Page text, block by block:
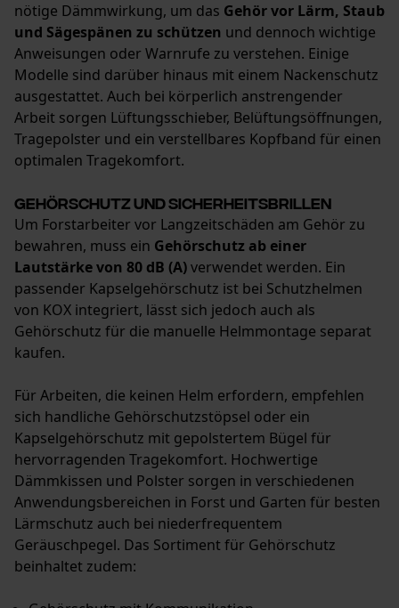
nötige Dämmwirkung, um das Gehör vor Lärm, Staub
und Sägespänen zu schützen und dennoch wichtige
Anweisungen oder Warnrufe zu verstehen. Einige
Modelle sind darüber hinaus mit einem Nackenschutz
ausgestattet. Auch bei körperlich anstrengender
Arbeit sorgen Lüftungsschieber, Belüftungsöffnungen,
Tragepolster und ein verstellbares Kopfband für einen
optimalen Tragekomfort.
Gehörschutz und Sicherheitsbrillen
Um Forstarbeiter vor Langzeitschäden am Gehör zu
bewahren, muss ein Gehörschutz ab einer
Lautstärke von 80 dB (A)verwendet werden. Ein
passender Kapselgehörschutz ist bei Schutzhelmen
von KOX integriert, lässt sich jedoch auch als
Gehörschutz für die manuelle Helmmontage separat
kaufen.
Für Arbeiten, die keinen Helm erfordern, empfehlen
sich handliche Gehörschutzstöpsel oder ein
Kapselgehörschutz mit gepolstertem Bügel für
hervorragenden Tragekomfort. Hochwertige
Dämmkissen und Polster sorgen in verschiedenen
Anwendungsbereichen in Forst und Garten für besten
Lärmschutz auch bei niederfrequentem
Geräuschpegel. Das Sortiment für Gehörschutz
beinhaltet zudem: